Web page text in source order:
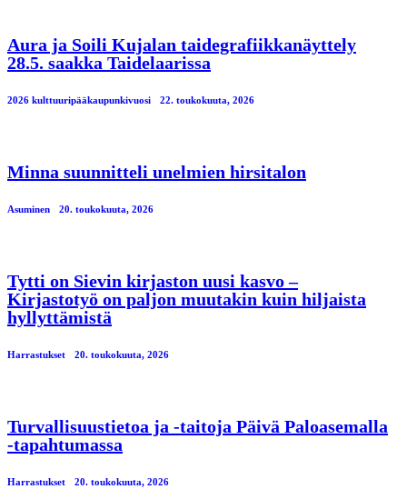
Aura ja Soili Kujalan taidegrafiikkanäyttely
28.5. saakka Taidelaarissa
2026 kulttuuripääkaupunkivuosi 22. toukokuuta, 2026
Minna suunnitteli unelmien hirsitalon
Asuminen 20. toukokuuta, 2026
Tytti on Sievin kirjaston uusi kasvo –
Kirjastotyö on paljon muutakin kuin hiljaista
hyllyttämistä
Harrastukset 20. toukokuuta, 2026
Turvallisuustietoa ja -taitoja Päivä Paloasemalla
-tapahtumassa
Harrastukset 20. toukokuuta, 2026